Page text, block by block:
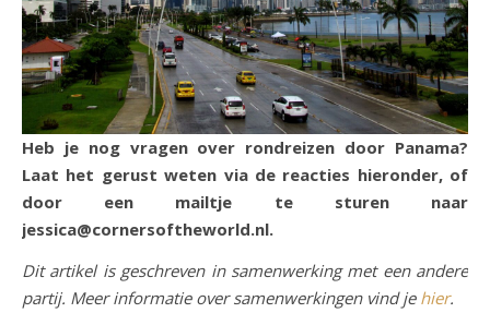
Heb je nog vragen over rondreizen door Panama?
Laat het gerust weten via de reacties hieronder, of
door een mailtje te sturen naar
jessica@cornersoftheworld.nl.
Dit artikel is geschreven in samenwerking met een andere
partij. Meer informatie over samenwerkingen vind je hier.